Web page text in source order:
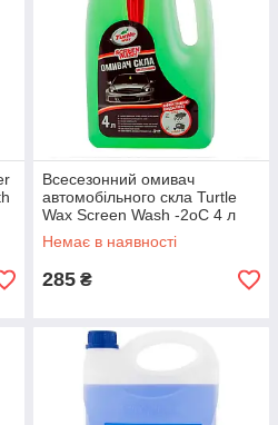
Всесезонний омивач
автомобільного скла Turtle
Wax Screen Wash -2oC 4 л
(S4046)
Немає в наявності
285 ₴